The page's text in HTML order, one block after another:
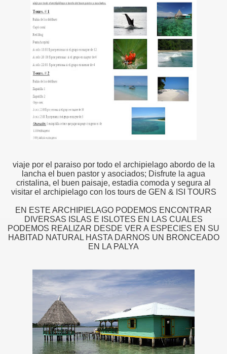
viaje por el paraiso por todo el archipielago abordo de la
lancha el buen pastor y asociados; Disfrute la agua
cristalina, el buen paisaje, estadia comoda y segura al
visitar el archipielago con los tours de GEN & ISI TOURS
EN ESTE ARCHIPIELAGO PODEMOS ENCONTRAR
DIVERSAS ISLAS E ISLOTES EN LAS CUALES
PODEMOS REALIZAR DESDE VER A ESPECIES EN SU
HABITAD NATURAL HASTA DARNOS UN BRONCEADO
EN LA PALYA